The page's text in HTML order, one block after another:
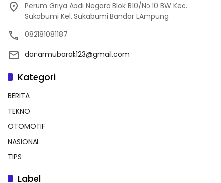
Perum Griya Abdi Negara Blok B10/No.10 BW Kec.
Sukabumi Kel. Sukabumi Bandar LAmpung
082181081187
danarmubarak123@gmail.com
Kategori
BERITA
TEKNO
OTOMOTIF
NASIONAL
TIPS
Label